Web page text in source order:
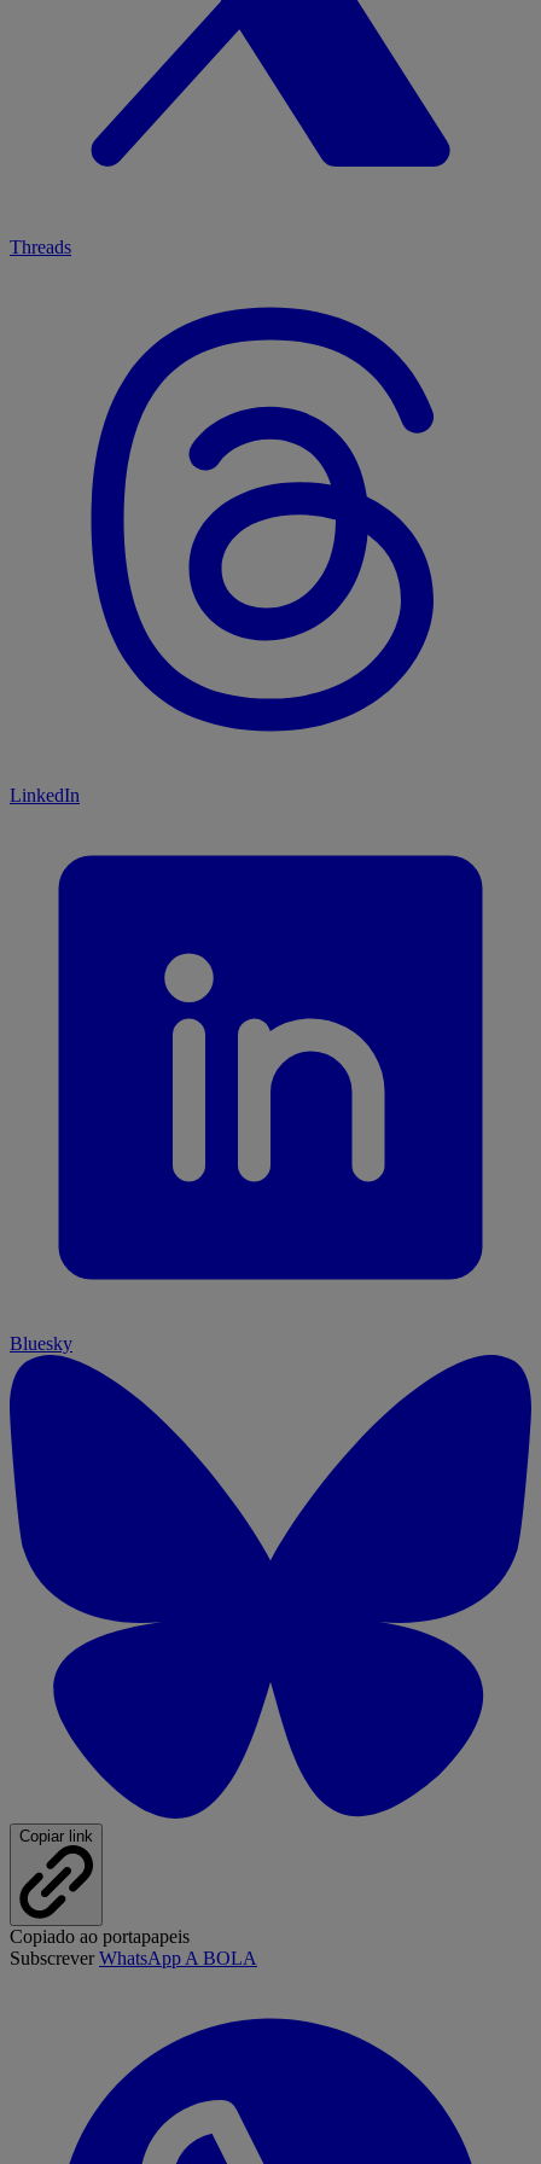
Threads
LinkedIn
Bluesky
Copiar link
Copiado ao portapapeis
SubscreverWhatsApp A BOLA